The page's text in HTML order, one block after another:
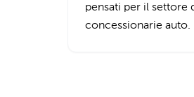
pensati per il settore
concessionarie auto.